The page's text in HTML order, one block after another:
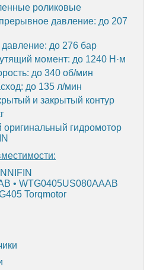
роликовые
давление: до 207
до 276 бар
момент: до 1240 Н·м
до 340 об/мин
до 135 л/мин
и закрытый контур
гидромотор
• WTG0405US080AAAB
Torqmotor